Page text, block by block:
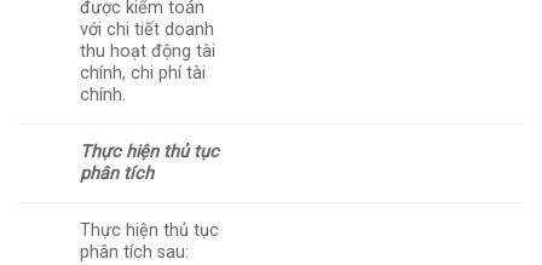
được kiểm toán
với chi tiết doanh
thu hoạt động tài
chính, chi phí tài
chính.
Thực hiện thủ tục
phân tích
Thực hiện thủ tục
phân tích sau: